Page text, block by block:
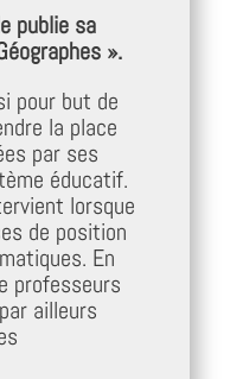
publie sa
».
pour but de
la place
par ses
éducatif.
lorsque
de position
En
professeurs
ailleurs